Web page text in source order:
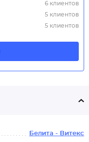
6 клиентов
5 клиентов
5 клиентов
Белита - Витекс